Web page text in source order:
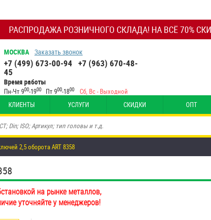
РАСПРОДАЖА РОЗНИЧНОГО СКЛАДА! НА ВСЁ 70%
МОСКВА Заказать звонок
+7 (499) 673-00-94 +7 (963) 670-48-
45
Время работы
Пн-Чт 900-1900 Пт 900-1800 Сб, Вс - Выходной
КЛИЕНТЫ УСЛУГИ СКИДКИ ОПТ
2,5 оборота ART 8358
на рынке металлов,
уточняйте у менеджеров!